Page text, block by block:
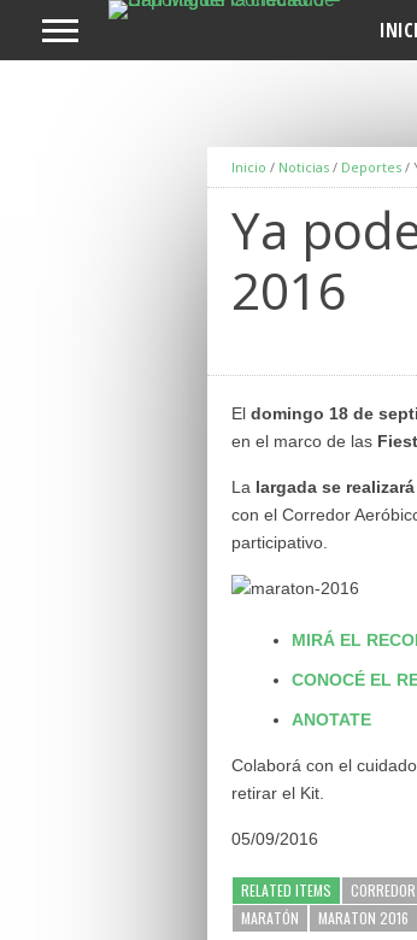
Inicio / Noticias / Deportes /
Ya
2016
El domingo 18 de
en el marco de las
La largada se
con el Corredor
participativo.
MIRÁ EL
CONOCÉ EL
ANOTATE
Colaborá con el
retirar el Kit.
05/09/2016
RELATED ITEMS CORREDOR
MARATÓN
MARATON 2016